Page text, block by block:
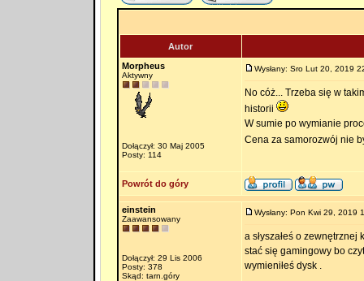
Autor
Morpheus
Aktywny
Dołączył: 30 Maj 2005
Posty: 114
Wysłany: Sro Lut 20, 2019
No cóż... Trzeba się w
historii
W sumie po wymianie
Cena za samorozwój nie
Powrót do góry
einstein
Zaawansowany
Dołączył: 29 Lis 2006
Posty: 378
Skąd: tarn.góry
Wysłany: Pon Kwi 29, 2019
a słyszałeś o
stać się gamingowy bo
wymieniłeś dysk .